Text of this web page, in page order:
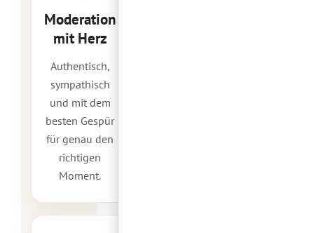
Moderation
mit Herz
Authentisch,
sympathisch
und mit dem
besten Gespür
für genau den
richtigen
Moment.